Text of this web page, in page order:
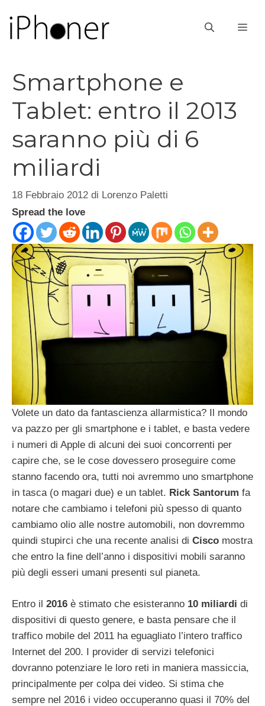
contenuto
Smartphone e
Tablet: entro il 2013
saranno più di 6
miliardi
18 Febbraio 2012 di Lorenzo Paletti
Spread the love
Volete un dato da fantascienza allarmistica? Il mondo
va pazzo per gli smartphone e i tablet, e basta vedere
i numeri di Apple di alcuni dei suoi concorrenti per
capire che, se le cose dovessero proseguire come
stanno facendo ora, tutti noi avremmo uno smartphone
in tasca (o magari due) e un tablet. Rick Santorum fa
notare che cambiamo i telefoni più spesso di quanto
cambiamo olio alle nostre automobili, non dovremmo
quindi stupirci che una recente analisi di Cisco mostra
che entro la fine dell’anno i dispositivi mobili saranno
più degli esseri umani presenti sul pianeta.
Entro il 2016 è stimato che esisteranno 10 miliardi di
dispositivi di questo genere, e basta pensare che il
traffico mobile del 2011 ha eguagliato l’intero traffico
Internet del 200. I provider di servizi telefonici
dovranno potenziare le loro reti in maniera massiccia,
principalmente per colpa dei video. Si stima che
sempre nel 2016 i video occuperanno quasi il 70% del